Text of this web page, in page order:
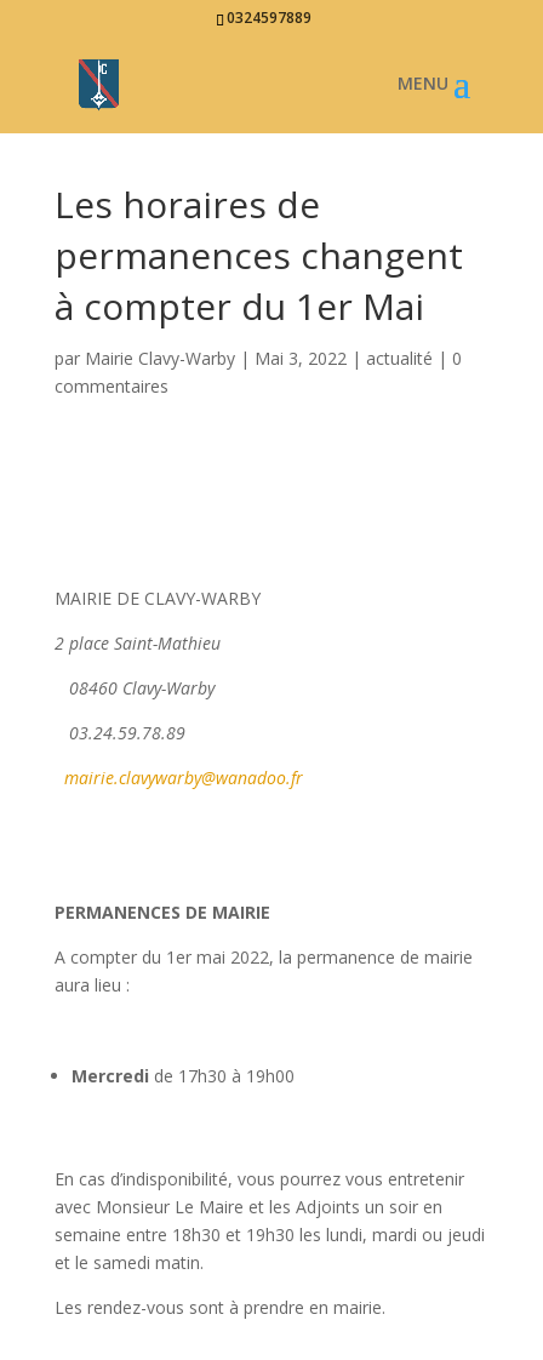
0324597889
Les horaires de
permanences changent
à compter du 1er Mai
par Mairie Clavy-Warby| Mai 3, 2022| actualité | 0
commentaires
MAIRIE DE CLAVY-WARBY
2 place Saint-Mathieu
08460 Clavy-Warby
03.24.59.78.89
mairie.clavywarby@wanadoo.fr
PERMANENCES DE MAIRIE
A compter du 1er mai 2022, la permanence de mairie
aura lieu :
Mercredi de 17h30 à 19h00
En cas d’indisponibilité, vous pourrez vous entretenir
avec Monsieur Le Maire et les Adjoints un soir en
semaine entre 18h30 et 19h30 les lundi, mardi ou jeudi
et le samedi matin.
Les rendez-vous sont à prendre en mairie.